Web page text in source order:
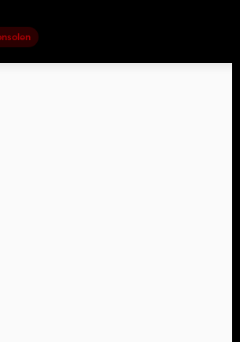
Server bei, um weitere Mods und